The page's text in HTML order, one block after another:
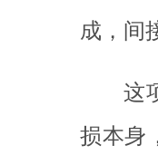
成，间
这
损本身